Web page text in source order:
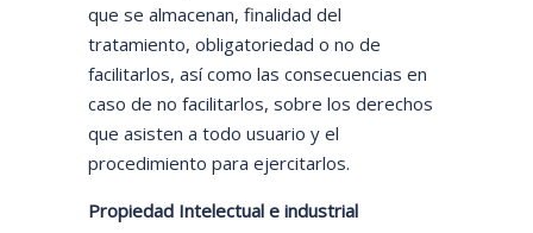
que se almacenan, finalidad del
tratamiento, obligatoriedad o no de
facilitarlos, así como las consecuencias en
caso de no facilitarlos, sobre los derechos
que asisten a todo usuario y el
procedimiento para ejercitarlos.
Propiedad Intelectual e industrial